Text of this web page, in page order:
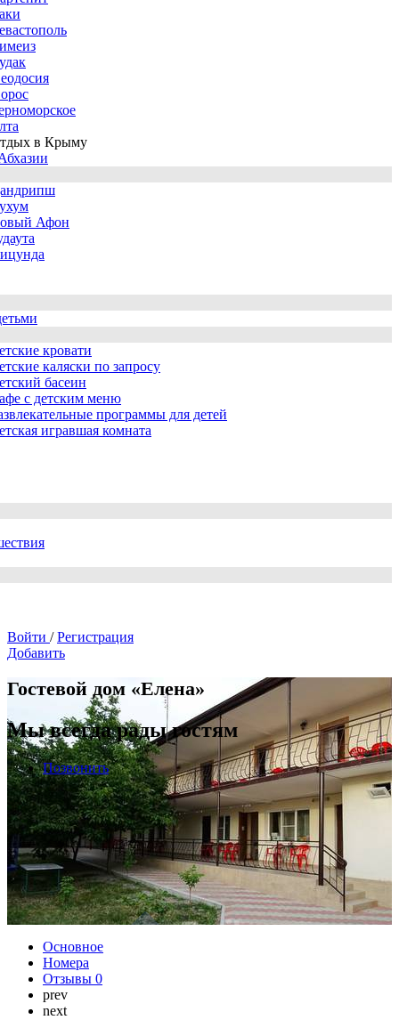
в Крыму
Афон
кровати
каляски по запросу
басеин
с детским меню
программы для детей
игравшая комната
Войти / Регистрация
Добавить
Гостевой дом «Елена»
Мы всегда рады гостям
Позвонить
Основное
Номера
Отзывы 0
prev
next